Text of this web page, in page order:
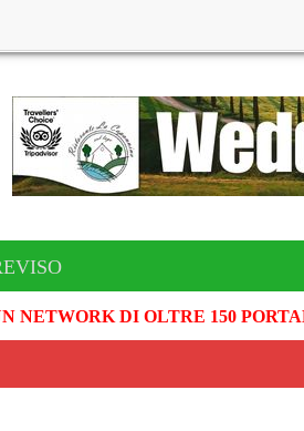
NETWORK DI OLTRE 150